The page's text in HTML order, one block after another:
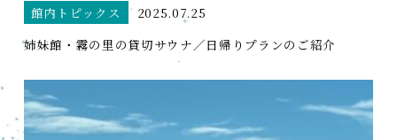
館内トピックス
2025.07.25
姉妹館・霧の里の貸切サウナ／日帰りプランのご紹介